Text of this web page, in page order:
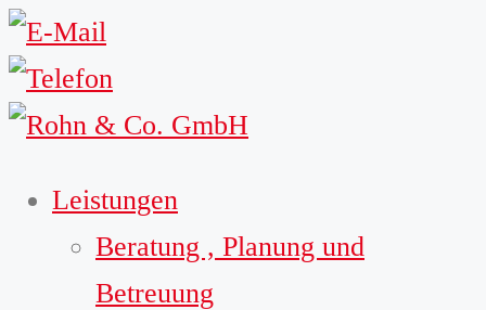
Leistungen
Beratung , Planung und
Betreuung